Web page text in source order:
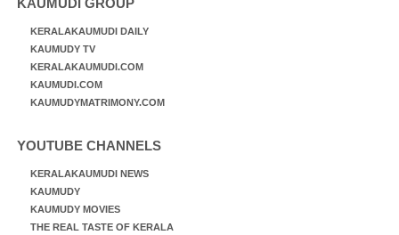
KAUMUDI GROUP
KERALAKAUMUDI DAILY
KAUMUDY TV
KERALAKAUMUDI.COM
KAUMUDI.COM
KAUMUDYMATRIMONY.COM
YOUTUBE CHANNELS
KERALAKAUMUDI NEWS
KAUMUDY
KAUMUDY MOVIES
THE REAL TASTE OF KERALA